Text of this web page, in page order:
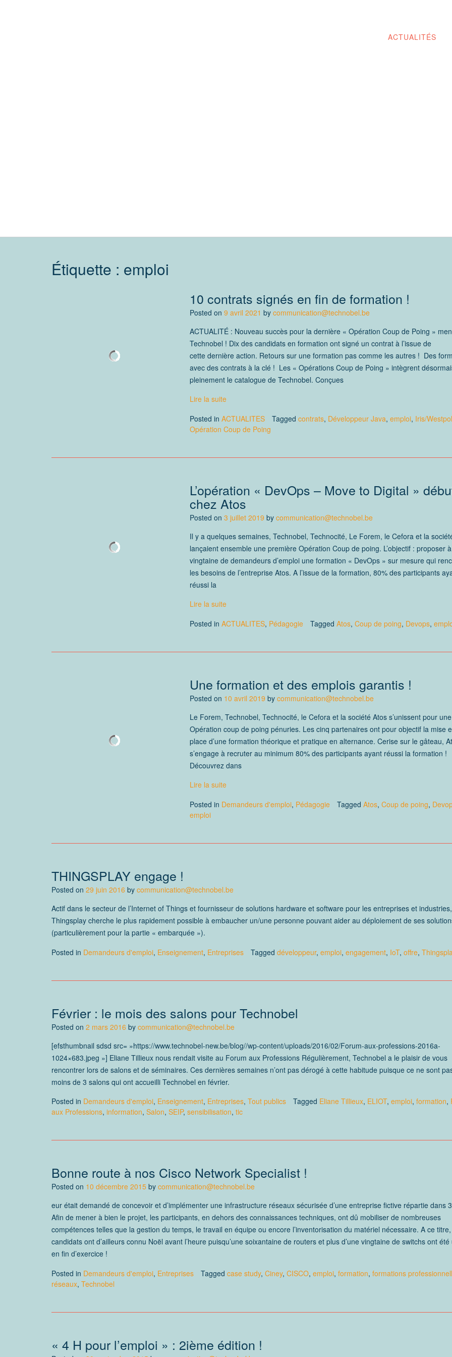
ACTUALITÉS
Étiquette : emploi
10 contrats signés en fin de formation !
Posted on 9 avril 2021 by communication@technobel.be
ACTUALITÉ : Nouveau succès pour la dernière « Opération Coup de Poing »
Technobel ! Dix des candidats en formation ont signé un contrat à l’issue de
cette dernière action. Retours sur une formation pas comme les autres ! Des
avec des contrats à la clé ! Les « Opérations Coup de Poing » intègrent
pleinement le catalogue de Technobel. Conçues
Lire la suite
Posted in ACTUALITES Tagged contrats, Développeur Java, emploi, Iris/
Opération Coup de Poing
L’opération « DevOps – Move to Digital »
chez Atos
Posted on 3 juillet 2019 by communication@technobel.be
Il y a quelques semaines, Technobel, Technocité, Le Forem, le Cefora et la
lançaient ensemble une première Opération Coup de poing. L’objectif : proposer
vingtaine de demandeurs d’emploi une formation « DevOps » sur mesure qui
les besoins de l’entreprise Atos. A l’issue de la formation, 80% des participants
réussi la
Lire la suite
Posted in ACTUALITES, Pédagogie Tagged Atos, Coup de poing, Devops,
Une formation et des emplois garantis !
Posted on 10 avril 2019 by communication@technobel.be
Le Forem, Technobel, Technocité, le Cefora et la société Atos s’unissent pour une
Opération coup de poing pénuries. Les cinq partenaires ont pour objectif la mise
place d’une formation théorique et pratique en alternance. Cerise sur le gâteau,
s’engage à recruter au minimum 80% des participants ayant réussi la formation !
Découvrez dans
Lire la suite
Posted in Demandeurs d'emploi, Pédagogie Tagged Atos, Coup de poing,
emploi
THINGSPLAY engage !
Posted on 29 juin 2016 by communication@technobel.be
Actif dans le secteur de l’Internet of Things et fournisseur de solutions hardware et software pour les entreprises et industries,
Thingsplay cherche le plus rapidement possible à embaucher un/une personne pouvant aider au déploiement de ses
(particulièrement pour la partie « embarquée »).
Posted in Demandeurs d'emploi, Enseignement, Entreprises Tagged développeur, emploi, engagement, IoT, offre,
Février : le mois des salons pour Technobel
Posted on 2 mars 2016 by communication@technobel.be
[efsthumbnail sdsd src= »https://www.technobel-new.be/blog//wp-content/uploads/2016/02/Forum-aux-professions-2016a-
1024×683.jpeg »] Eliane Tillieux nous rendait visite au Forum aux Professions Régulièrement, Technobel a le plaisir de vous
rencontrer lors de salons et de séminaires. Ces dernières semaines n’ont pas dérogé à cette habitude puisque ce ne sont
moins de 3 salons qui ont accueilli Technobel en février.
Posted in Demandeurs d'emploi, Enseignement, Entreprises, Tout publics Tagged Eliane Tillieux, ELIOT, emploi, formation,
aux Professions, information, Salon, SEIP, sensibilisation, tic
Bonne route à nos Cisco Network Specialist !
Posted on 10 décembre 2015 by communication@technobel.be
eur était demandé de concevoir et d’implémenter une infrastructure réseaux sécurisée d’une entreprise fictive répartie dans
Afin de mener à bien le projet, les participants, en dehors des connaissances techniques, ont dû mobiliser de nombreuses
compétences telles que la gestion du temps, le travail en équipe ou encore l’inventorisation du matériel nécessaire. A ce
candidats ont d’ailleurs connu Noël avant l’heure puisqu’une soixantaine de routers et plus d’une vingtaine de switchs ont été
en fin d’exercice !
Posted in Demandeurs d'emploi, Entreprises Tagged case study, Ciney, CISCO, emploi, formation, formations
réseaux, Technobel
« 4 H pour l’emploi » : 2ième édition !